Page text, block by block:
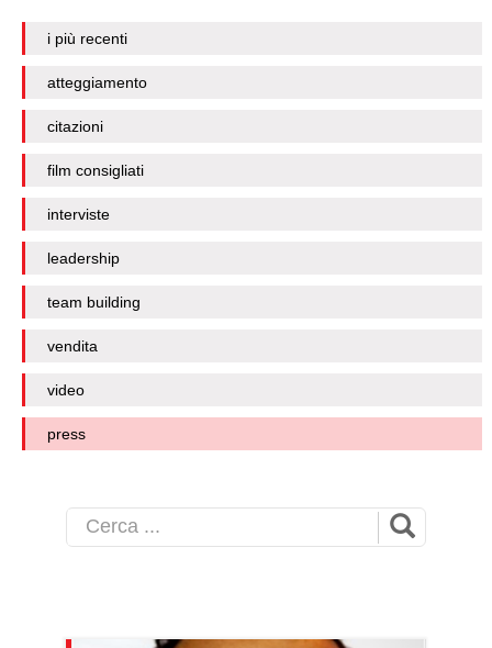
i più recenti
atteggiamento
citazioni
film consigliati
interviste
leadership
team building
vendita
video
press